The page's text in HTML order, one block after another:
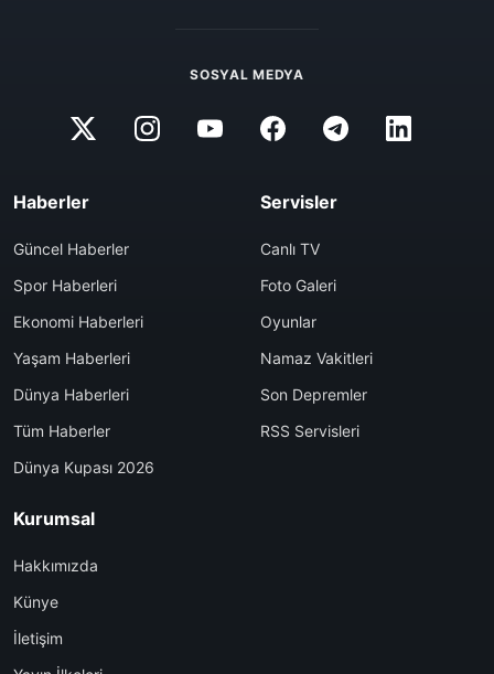
SOSYAL MEDYA
Haberler
Güncel Haberler
Spor Haberleri
Ekonomi Haberleri
Yaşam Haberleri
Dünya Haberleri
Tüm Haberler
Dünya Kupası 2026
Servisler
Canlı TV
Foto Galeri
Oyunlar
Namaz Vakitleri
Son Depremler
RSS Servisleri
Kurumsal
Hakkımızda
Künye
İletişim